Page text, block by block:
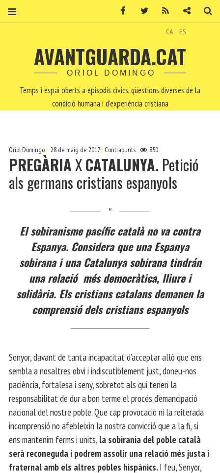
CA ES
AVANTGUARDA.CAT
ORIOL DOMINGO
Temps i espai oberts a episodis cívics, qüestions diverses de la
condició humana i d'experiència cristiana
Oriol Domingo 28 de maig de 2017 Contrapunts 850
PREGÀRIAXCATALUNYA. Petició
als germans cristians espanyols
El sobiranisme pacífic català no va contra
Espanya. Considera que una Espanya
sobirana i una Catalunya sobirana tindrán
una relació més democràtica, lliure i
solidària. Els cristians catalans demanen la
comprensió dels cristians espanyols
Senyor, davant de tanta incapacitat d’acceptar allò que ens
sembla a nosaltres obvi i indiscutiblement just, doneu-nos
paciència, fortalesa i seny, sobretot als qui tenen la
responsabilitat de dur a bon terme el procés d’emancipació
nacional del nostre poble. Que cap provocació ni la reiterada
incomprensió no afebleixin la nostra convicció que a la fi, si
ens mantenim ferms i units, la sobirania del poble català
serà reconeguda i podrem assolir una relació més justa i
fraternal amb els altres pobles hispànics.I feu, Senyor,
Facebook Twitter Contacte